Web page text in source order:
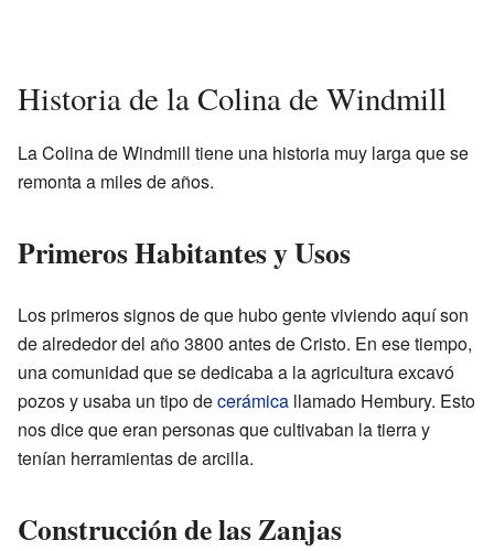
Historia de la Colina de Windmill
La Colina de Windmill tiene una historia muy larga que se
remonta a miles de años.
Primeros Habitantes y Usos
Los primeros signos de que hubo gente viviendo aquí son
de alrededor del año 3800 antes de Cristo. En ese tiempo,
una comunidad que se dedicaba a la agricultura excavó
pozos y usaba un tipo decerámica llamado Hembury. Esto
nos dice que eran personas que cultivaban la tierra y
tenían herramientas de arcilla.
Construcción de las Zanjas